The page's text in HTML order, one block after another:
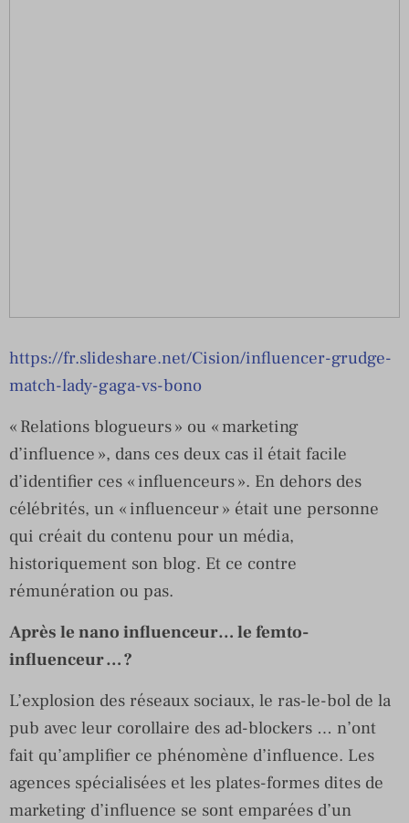
https://fr.slideshare.net/Cision/influencer-grudge-
match-lady-gaga-vs-bono
« Relations blogueurs » ou « marketing
d’influence », dans ces deux cas il était facile
d’identifier ces « influenceurs ». En dehors des
célébrités, un « influenceur » était une personne
qui créait du contenu pour un média,
historiquement son blog. Et ce contre
rémunération ou pas.
Après le nano influenceur… le femto-
influenceur … ?
L’explosion des réseaux sociaux, le ras-le-bol de la
pub avec leur corollaire des ad-blockers … n’ont
fait qu’amplifier ce phénomène d’influence. Les
agences spécialisées et les plates-formes dites de
marketing d’influence se sont emparées d’un